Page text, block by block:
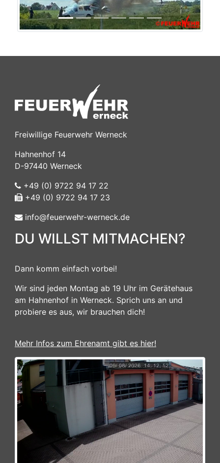
Freiwillige Feuerwehr Werneck
Hahnenhof 14
D-97440 Werneck
+49 (0) 9722 94 17 22
+49 (0) 9722 94 17 23
info@feuerwehr-werneck.de
DU WILLST MITMACHEN?
Dann komm einfach vorbei!
Wir sind jeden Montag ab 19 Uhr im Gerätehaus
am Hahnenhof in Werneck. Sprich uns an und
probiere es aus, wir brauchen dich!
Mehr Infos zum Ehrenamt gibt es hier!